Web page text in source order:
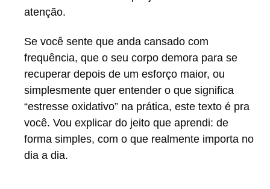
atenção.
Se você sente que anda cansado com
frequência, que o seu corpo demora para se
recuperar depois de um esforço maior, ou
simplesmente quer entender o que significa
“estresse oxidativo” na prática, este texto é pra
você. Vou explicar do jeito que aprendi: de
forma simples, com o que realmente importa no
dia a dia.